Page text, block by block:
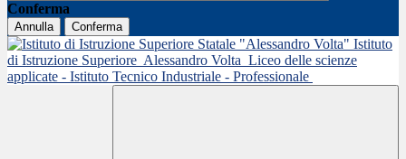
Conferma
Annulla Conferma
Istituto
di Istruzione Superiore Alessandro Volta Liceo delle scienze
applicate - Istituto Tecnico Industriale - Professionale